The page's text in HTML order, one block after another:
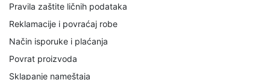
Pravila zaštite ličnih podataka
Reklamacije i povraćaj robe
Način isporuke i plaćanja
Povrat proizvoda
Sklapanje nameštaja